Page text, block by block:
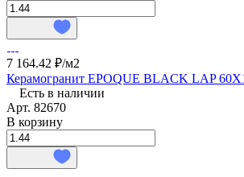
7 164.42 ₽/м2
Керамогранит EPOQUE BLACK LAP
Есть в наличии
Арт. 82670
В корзину